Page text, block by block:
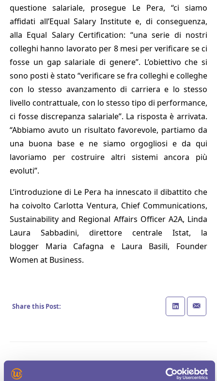
questione salariale, prosegue Le Pera, “ci siamo
affidati all’Equal Salary Institute e, di conseguenza,
alla Equal Salary Certification: “una serie di nostri
colleghi hanno lavorato per 8 mesi per verificare se ci
fosse un gap salariale di genere”. L’obiettivo che si
sono posti è stato “verificare se fra colleghi e colleghe
con lo stesso avanzamento di carriera e lo stesso
livello contrattuale, con lo stesso tipo di performance,
ci fosse discrepanza salariale”. La risposta è arrivata.
“Abbiamo avuto un risultato favorevole, partiamo da
una buona base e ne siamo orgogliosi e da qui
lavoriamo per costruire altri sistemi ancora più
evoluti”.
L’introduzione di Le Pera ha innescato il dibattito che
ha coivolto Carlotta Ventura, Chief Communications,
Sustainability and Regional Affairs Officer A2A, Linda
Laura Sabbadini, direttore centrale Istat, la
blogger Maria Cafagna e Laura Basili, Founder
Women at Business.
Share this Post: